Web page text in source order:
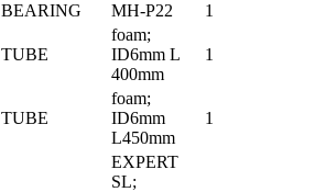
BEARING MH-P22 1
TUBE
foam;
ID6mm L
400mm
1
TUBE
foam;
ID6mm
L450mm
1
EXPERT
SL;